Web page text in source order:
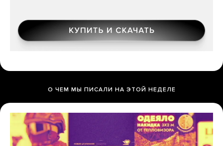
О ЧЕМ МЫ ПИСАЛИ НА ЭТОЙ НЕДЕЛЕ